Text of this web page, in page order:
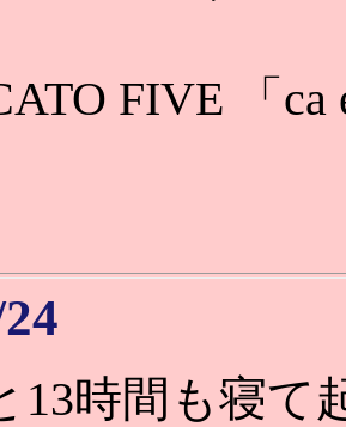
FIVE 「
13時間も寝